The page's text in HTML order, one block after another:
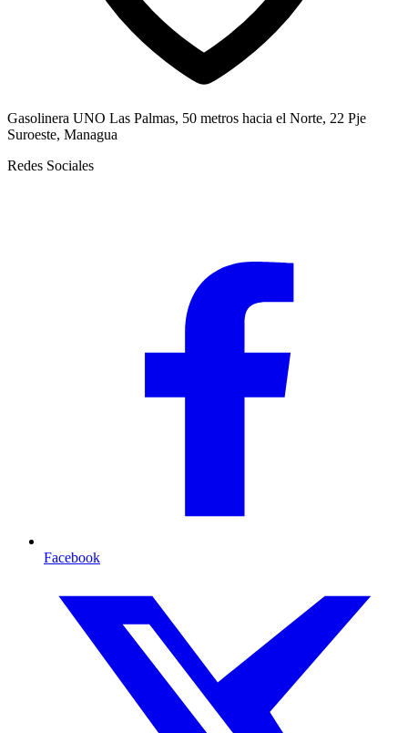
Gasolinera UNO Las Palmas, 50 metros hacia el Norte, 22 Pje
Suroeste, Managua
Redes Sociales
Facebook